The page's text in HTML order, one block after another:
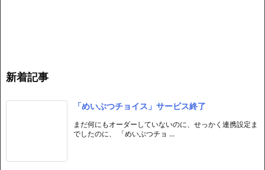
新着記事
「めいぶつチョイス」サービス終了
まだ何にもオーダーしていないのに、せっかく連携設定ま
でしたのに、 「めいぶつチョ ...